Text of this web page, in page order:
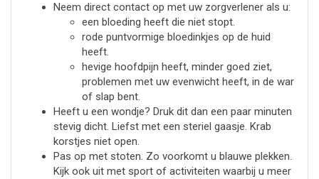
Neem direct contact op met uw zorgverlener als u:
een bloeding heeft die niet stopt.
rode puntvormige bloedinkjes op de huid
heeft.
hevige hoofdpijn heeft, minder goed ziet,
problemen met uw evenwicht heeft, in de war
of slap bent.
Heeft u een wondje? Druk dit dan een paar minuten
stevig dicht. Liefst met een steriel gaasje. Krab
korstjes niet open.
Pas op met stoten. Zo voorkomt u blauwe plekken.
Kijk ook uit met sport of activiteiten waarbij u meer